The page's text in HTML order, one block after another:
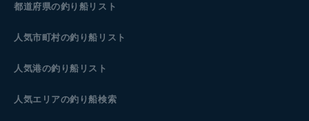
都道府県の釣り船リスト
人気市町村の釣り船リスト
人気港の釣り船リスト
人気エリアの釣り船検索